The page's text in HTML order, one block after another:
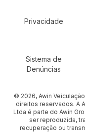
Secondary Footer
Privacidade
Sistema de
Denúncias
© 2026, Awin
direitos reservados. A
Ltda é parte do Awin
ser reproduzida,
recuperação ou